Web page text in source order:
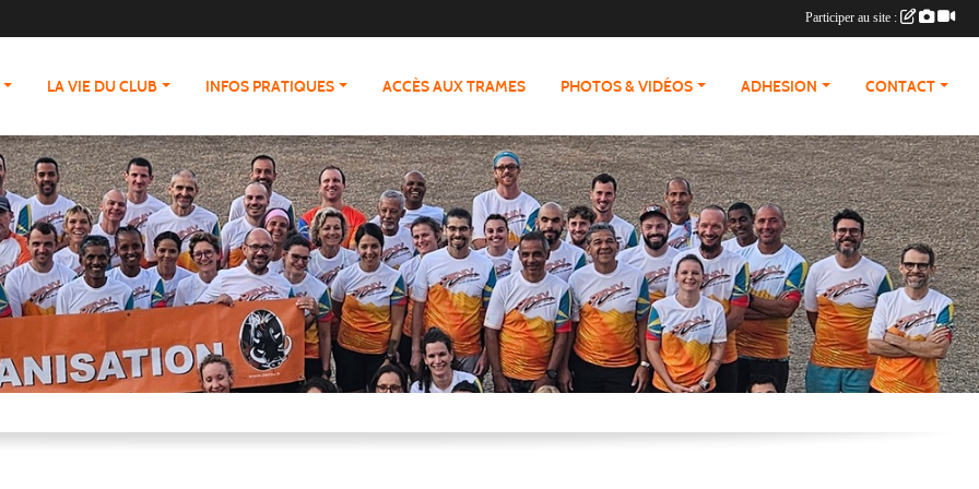
LA VIE DU CLUB INFOS PRATIQUES ACCÈS AUX TRAMES PHOTOS & VIDÉOS ADHESION CONTACT
Participer au site :